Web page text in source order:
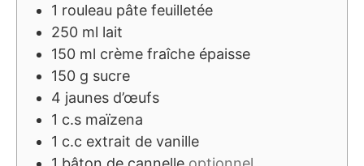
1 rouleau pâte feuilletée
250 ml lait
150 ml crème fraîche épaisse
150 g sucre
4 jaunes d’œufs
1 c.s maïzena
1 c.c extrait de vanille